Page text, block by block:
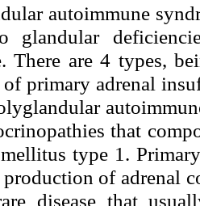
autoimmune
glandular
There are 4 types,
of primary adrenal
that
type 1.
of adrenal
disease that